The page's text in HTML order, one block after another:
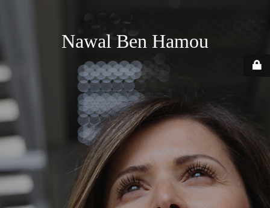
Nawal Ben Hamou